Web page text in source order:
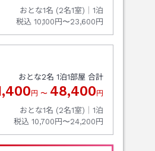
おとな1名 (2名1室)｜ 1泊
税込 10,100円〜23,600円
おとな2名 1泊1部屋 合計
円 〜 48,400 円
おとな1名 (2名1室)｜ 1泊
税込 10,700円〜24,200円